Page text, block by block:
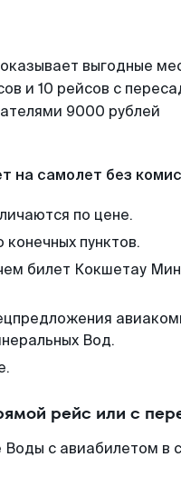
выгодные
и 10 рейсов с
9000 рублей
на самолет без
по цене.
пунктов.
билет Кокшетау
Вод.
рейс или с
с авиабилетом в